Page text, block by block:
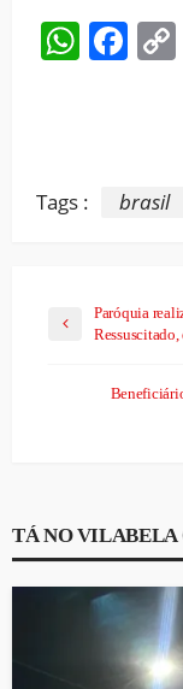
Tags : brasil
Paróquia
Ressuscitado,
TÁ NO VILABELA